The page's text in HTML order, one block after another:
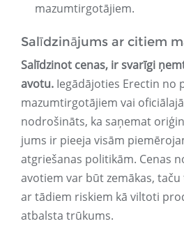
mazumtirgotājiem.
Salīdzinājums ar citiem
Salīdzinot cenas, ir svarīgi
avotu. Iegādājoties Erectin no
mazumtirgotājiem vai
nodrošināts, ka saņemat
jums ir pieeja visām
atgriešanas politikām. Cenas
avotiem var būt zemākas,
ar tādiem riskiem kā viltoti
atbalsta trūkums.